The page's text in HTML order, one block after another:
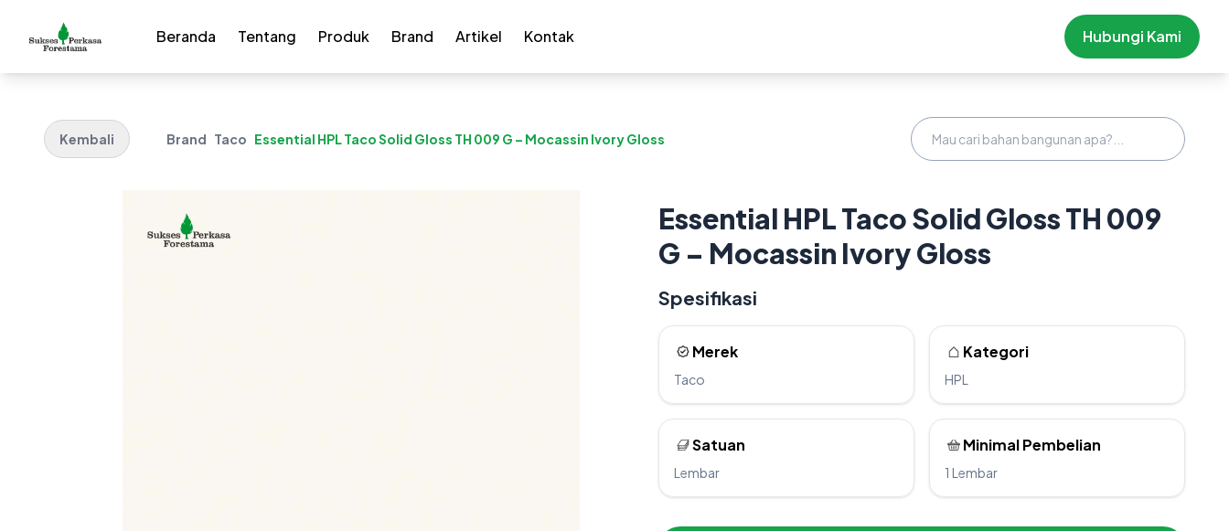
Beranda Tentang Produk Brand Artikel Kontak Hubungi Kami
Kembali Brand Taco Essential HPL Taco Solid Gloss TH 009 G – Mocassin Ivory Gloss
Essential HPL Taco Solid Gloss TH 009
G – Mocassin Ivory Gloss
Spesifikasi
Merek
Taco
Kategori
HPL
Satuan
Lembar
Minimal Pembelian
1 Lembar